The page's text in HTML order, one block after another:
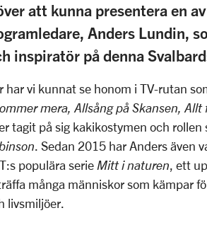
att kunna presentera en
Anders Lundin,
inspiratör på denna
har vi kunnat se honom i TV-rutan
mera, Allsång på Skansen, Allt
tagit på sig kakikostymen och rollen
. Sedan 2015 har Anders även
populära serie Mitt i naturen, ett
många människor som kämpar
livsmiljöer.